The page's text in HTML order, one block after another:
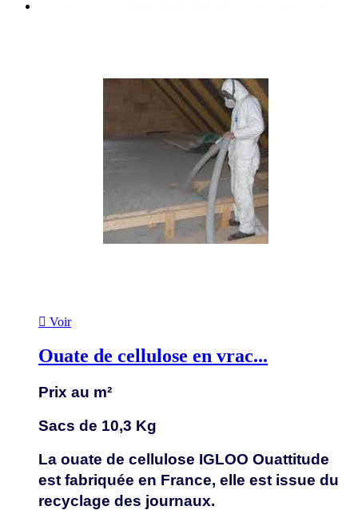
 Voir
Ouate de cellulose en vrac...
Prix au m²
Sacs de 10,3 Kg
La ouate de cellulose IGLOO Ouattitude
est fabriquée en France, elle est issue du
recyclage des journaux.